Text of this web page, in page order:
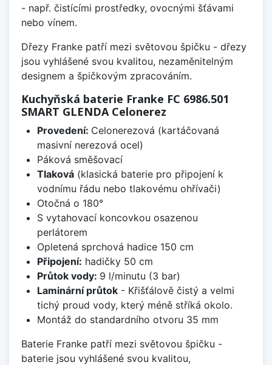
- např. čistícími prostředky, ovocnými šťávami
nebo vínem.
Dřezy Franke patří mezi světovou špičku - dřezy
jsou vyhlášené svou kvalitou, nezaměnitelným
designem a špičkovým zpracováním.
Kuchyňská baterie Franke FC 6986.501
SMART GLENDA Celonerez
Provedení: Celonerezová (kartáčovaná
masivní nerezová ocel)
Páková směšovací
Tlaková(klasická baterie pro připojení k
vodnímu řádu nebo tlakovému ohřívači)
Otočná o 180°
S vytahovací koncovkou osazenou
perlátorem
Opletená sprchová hadice 150 cm
Připojení: hadičky 50 cm
Průtok vody: 9 l/minutu (3 bar)
Laminární průtok- Křišťálově čistý a velmi
tichý proud vody, který méně stříká okolo.
Montáž do standardního otvoru 35 mm
Baterie Franke patří mezi světovou špičku -
baterie jsou vyhlášené svou kvalitou,